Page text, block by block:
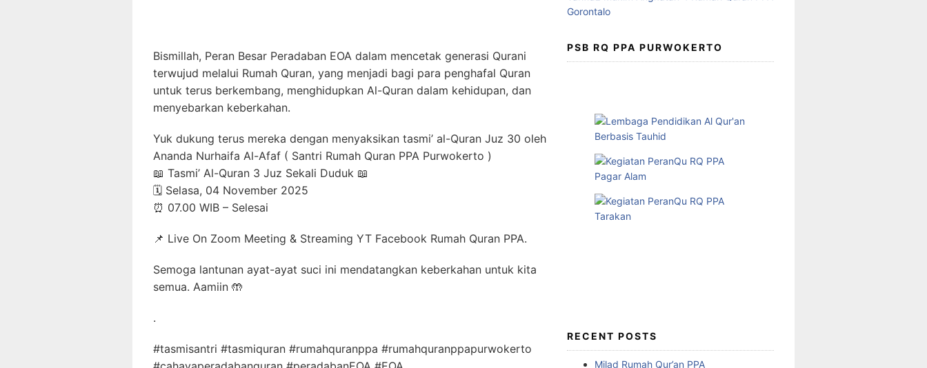
Bismillah, Peran Besar Peradaban EOA dalam mencetak generasi Qurani
terwujud melalui Rumah Quran, yang menjadi bagi para penghafal Quran
untuk terus berkembang, menghidupkan Al-Quran dalam kehidupan, dan
menyebarkan keberkahan.
Yuk dukung terus mereka dengan menyaksikan tasmi’ al-Quran Juz 30 oleh
Ananda Nurhaifa Al-Afaf ( Santri Rumah Quran PPA Purwokerto )
📖 Tasmi’ Al-Quran 3 Juz Sekali Duduk 📖
🗓 Selasa, 04 November 2025
⏰ 07.00 WIB – Selesai
📌 Live On Zoom Meeting & Streaming YT Facebook Rumah Quran PPA.
Semoga lantunan ayat-ayat suci ini mendatangkan keberkahan untuk kita
semua. Aamiin 🤲
.
#tasmisantri #tasmiquran #rumahquranppa #rumahquranppapurwokerto
PSB RQ PPA PURWOKERTO
RECENT POSTS
Milad Rumah Qur’an PPA